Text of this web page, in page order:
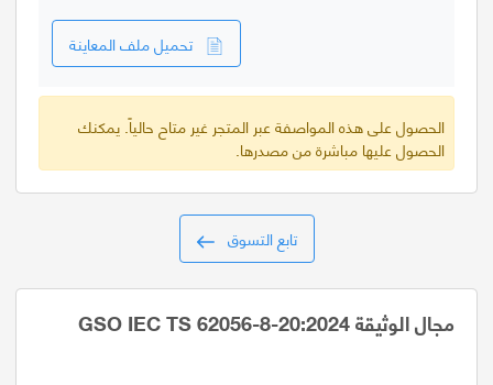
تحميل ملف المعاينة
الحصول على هذه المواصفة عبر المتجر غير متاح حالياً. يمكنك
الحصول عليها مباشرة من مصدرها.
تابع التسوق
مجال الوثيقة GSO IEC TS 62056-8-20:2024